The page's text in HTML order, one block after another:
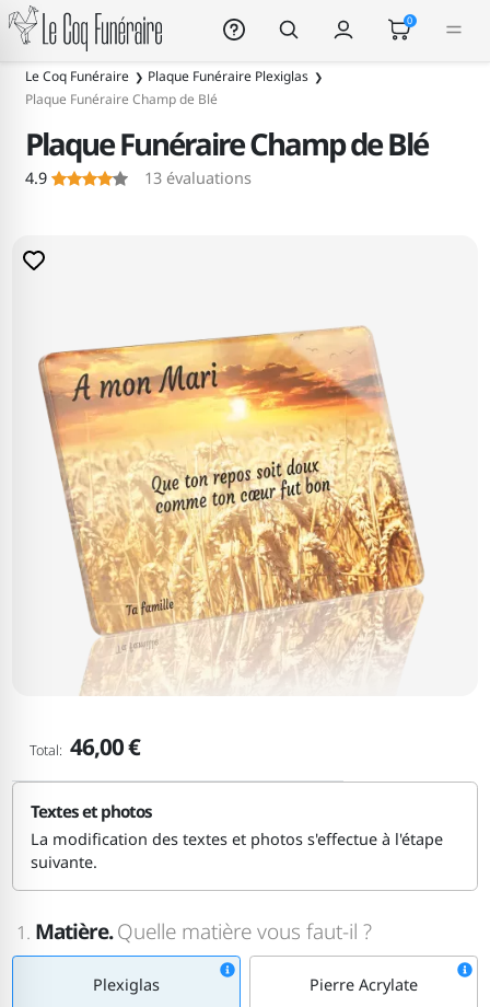
Le Coq Funéraire 0
Le Coq Funéraire
Plaque Funéraire Plexiglas
Plaque Funéraire Champ de Blé
Plaque Funéraire Champ de Blé
4.9 13 évaluations
Total: 46,00 €
Textes et photos
La modification des textes et photos s'effectue à l'étape
suivante.
1. Matière.Quelle matière vous faut-il ?
Plexiglas Pierre Acrylate